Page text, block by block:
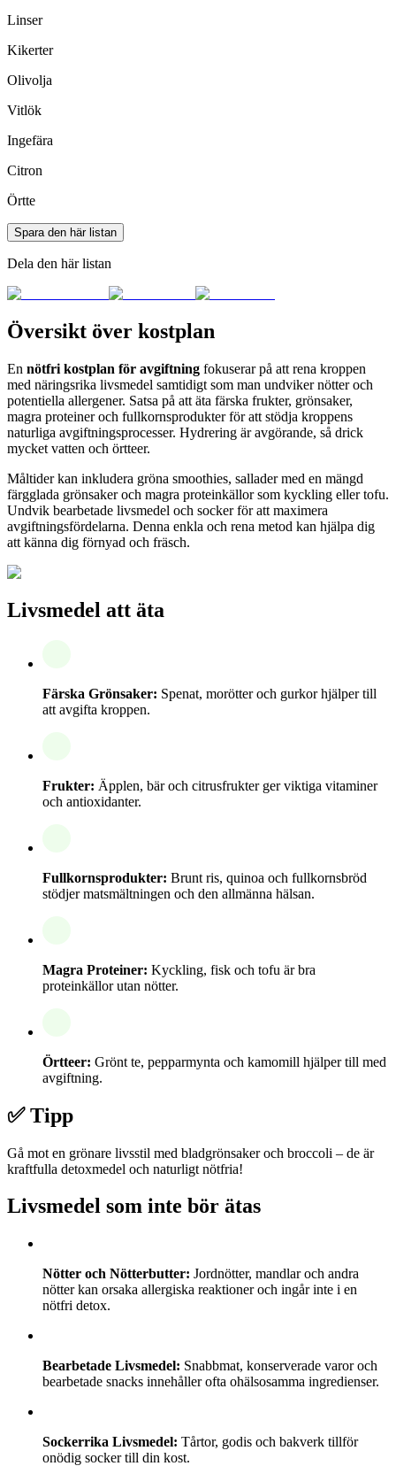
Linser
Kikerter
Olivolja
Vitlök
Ingefära
Citron
Örtte
Spara den här listan
Dela den här listan
Översikt över kostplan
En nötfri kostplan för avgiftning fokuserar på att rena kroppen
med näringsrika livsmedel samtidigt som man undviker nötter och
potentiella allergener. Satsa på att äta färska frukter, grönsaker,
magra proteiner och fullkornsprodukter för att stödja kroppens
naturliga avgiftningsprocesser. Hydrering är avgörande, så drick
mycket vatten och örtteer.
Måltider kan inkludera gröna smoothies, sallader med en mängd
färgglada grönsaker och magra proteinkällor som kyckling eller tofu.
Undvik bearbetade livsmedel och socker för att maximera
avgiftningsfördelarna. Denna enkla och rena metod kan hjälpa dig
att känna dig förnyad och fräsch.
Livsmedel att äta
Färska Grönsaker: Spenat, morötter och gurkor hjälper till
att avgifta kroppen.
Frukter: Äpplen, bär och citrusfrukter ger viktiga vitaminer
och antioxidanter.
Fullkornsprodukter: Brunt ris, quinoa och fullkornsbröd
stödjer matsmältningen och den allmänna hälsan.
Magra Proteiner: Kyckling, fisk och tofu är bra
proteinkällor utan nötter.
Örtteer: Grönt te, pepparmynta och kamomill hjälper till med
avgiftning.
✅ Tipp
Gå mot en grönare livsstil med bladgrönsaker och broccoli – de är
kraftfulla detoxmedel och naturligt nötfria!
Livsmedel som inte bör ätas
Nötter och Nötterbutter: Jordnötter, mandlar och andra
nötter kan orsaka allergiska reaktioner och ingår inte i en
nötfri detox.
Bearbetade Livsmedel: Snabbmat, konserverade varor och
bearbetade snacks innehåller ofta ohälsosamma ingredienser.
Sockerrika Livsmedel: Tårtor, godis och bakverk tillför
onödig socker till din kost.